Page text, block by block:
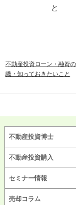
不動産投資ローン・融資
識・知っておきたいこと
不動産投資博士
不動産投資購入
セミナー情報
売却コラム